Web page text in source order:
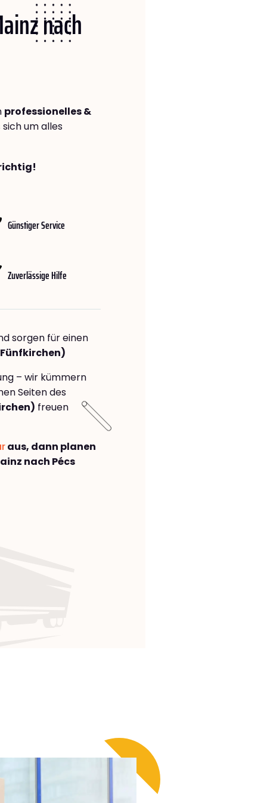
nach
professionelles &
sich um alles
Günstiger Service
Zuverlässige Hilfe
sorgen für einen
– wir kümmern
Seiten des
freuen
aus, dann planen
nach Pécs